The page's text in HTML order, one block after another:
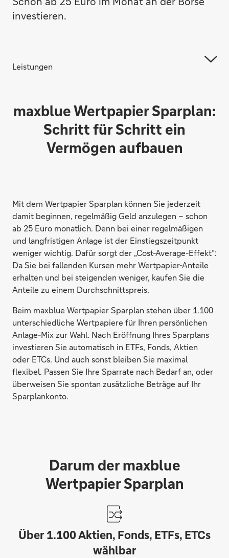
investieren.
Leistungen
maxblue Wertpapier Sparplan:
Schritt für Schritt ein
Vermögen aufbauen
Mit dem Wertpapier Sparplan können Sie jederzeit
damit beginnen, regelmäßig Geld anzulegen – schon
ab 25 Euro monatlich. Denn bei einer regelmäßigen
und langfristigen Anlage ist der Einstiegszeitpunkt
weniger wichtig. Dafür sorgt der „Cost-Average-Effekt“:
Da Sie bei fallenden Kursen mehr Wertpapier-Anteile
erhalten und bei steigenden weniger, kaufen Sie die
Anteile zu einem Durchschnittspreis.
Beim maxblue Wertpapier Sparplan stehen über 1.100
unterschiedliche Wertpapiere für Ihren persönlichen
Anlage-Mix zur Wahl. Nach Eröffnung Ihres Sparplans
investieren Sie automatisch in ETFs, Fonds, Aktien
oder ETCs. Und auch sonst bleiben Sie maximal
flexibel. Passen Sie Ihre Sparrate nach Bedarf an, oder
überweisen Sie spontan zusätzliche Beträge auf Ihr
Sparplankonto.
Darum der maxblue
Wertpapier Sparplan
Über 1.100 Aktien, Fonds, ETFs, ETCs
wählbar